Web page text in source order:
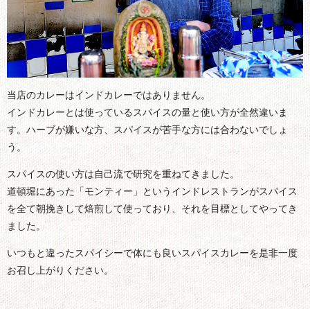
当店のカレーはインドカレーではありません。
インドカレーとは使っているスパイスの量と使い方が全然違いま
す。ハーブが嫌いな方、スパイスが苦手な方には合わないでしょ
う。
スパイスの使い方は自己流で研究を重ねてきました。
道頓堀にあった「モンティー」というインドレストランがスパイス
を全て朝挽きして焙煎して使っており、それを目標としてやってき
ました。
いつもと違ったスパイシーで体にも良いスパイスカレーを是非一度
お召し上がりください。